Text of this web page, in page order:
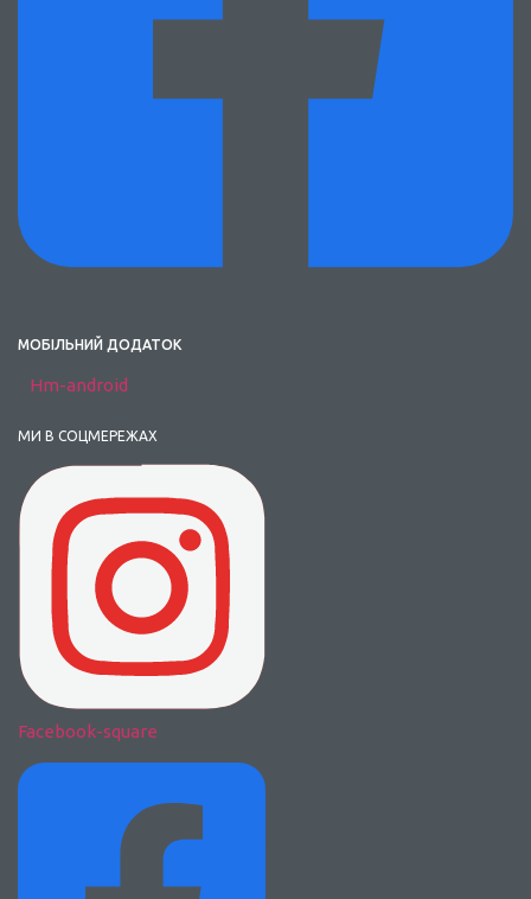
МОБІЛЬНИЙ ДОДАТОК
Hm-android
МИ В СОЦМЕРЕЖАХ
Facebook-square